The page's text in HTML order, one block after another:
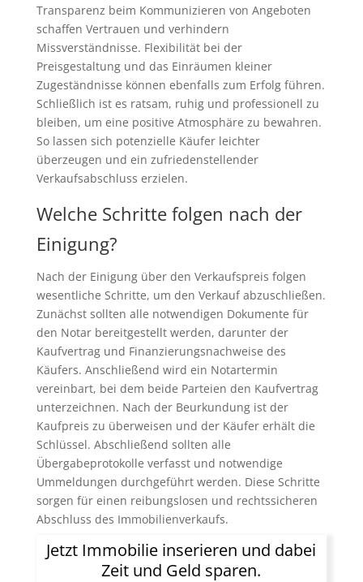
Transparenz beim Kommunizieren von Angeboten
schaffen Vertrauen und verhindern
Missverständnisse. Flexibilität bei der
Preisgestaltung und das Einräumen kleiner
Zugeständnisse können ebenfalls zum Erfolg führen.
Schließlich ist es ratsam, ruhig und professionell zu
bleiben, um eine positive Atmosphäre zu bewahren.
So lassen sich potenzielle Käufer leichter
überzeugen und ein zufriedenstellender
Verkaufsabschluss erzielen.
Welche Schritte folgen nach der
Einigung?
Nach der Einigung über den Verkaufspreis folgen
wesentliche Schritte, um den Verkauf abzuschließen.
Zunächst sollten alle notwendigen Dokumente für
den Notar bereitgestellt werden, darunter der
Kaufvertrag und Finanzierungsnachweise des
Käufers. Anschließend wird ein Notartermin
vereinbart, bei dem beide Parteien den Kaufvertrag
unterzeichnen. Nach der Beurkundung ist der
Kaufpreis zu überweisen und der Käufer erhält die
Schlüssel. Abschließend sollten alle
Übergabeprotokolle verfasst und notwendige
Ummeldungen durchgeführt werden. Diese Schritte
sorgen für einen reibungslosen und rechtssicheren
Abschluss des Immobilienverkaufs.
Jetzt Immobilie inserieren und dabei
Zeit und Geld sparen.